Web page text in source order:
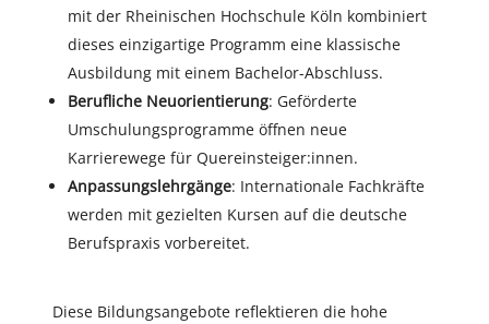
mit der Rheinischen Hochschule Köln kombiniert
dieses einzigartige Programm eine klassische
Ausbildung mit einem Bachelor-Abschluss.
Berufliche Neuorientierung: Geförderte
Umschulungsprogramme öffnen neue
Karrierewege für Quereinsteiger:innen.
Anpassungslehrgänge: Internationale Fachkräfte
werden mit gezielten Kursen auf die deutsche
Berufspraxis vorbereitet.
Diese Bildungsangebote reflektieren die hohe